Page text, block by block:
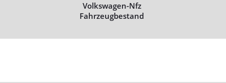
Volkswagen-Nfz
Fahrzeugbestand